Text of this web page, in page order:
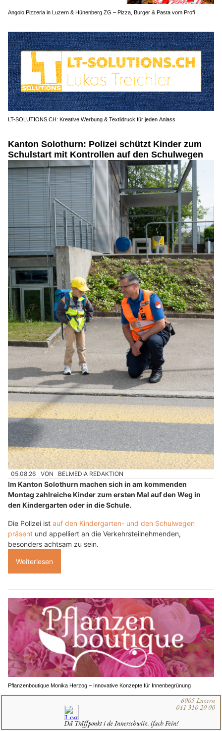
Angolo Pizzeria in Luzern & Hünenberg ZG – Pizza, Burger & Pasta vom Profi
LT-SOLUTIONS.CH: Kreative Werbung & Textildruck für jeden Anlass
Kanton Solothurn: Polizei schützt Kinder zum
Schulstart mit Kontrollen auf den Schulwegen
05.08.26 VON BELMEDIA REDAKTION
Im Kanton Solothurn machen sich in am kommenden
Montag zahlreiche Kinder zum ersten Mal auf den Weg in
den Kindergarten oder in die Schule.
Die Polizei ist auf den Kindergarten- und den Schulwegen
präsent und appelliert an die Verkehrsteilnehmenden,
besonders achtsam zu sein.
Weiterlesen
Pflanzenboutique Monika Herzog – Innovative Konzepte für Innenbegrünung